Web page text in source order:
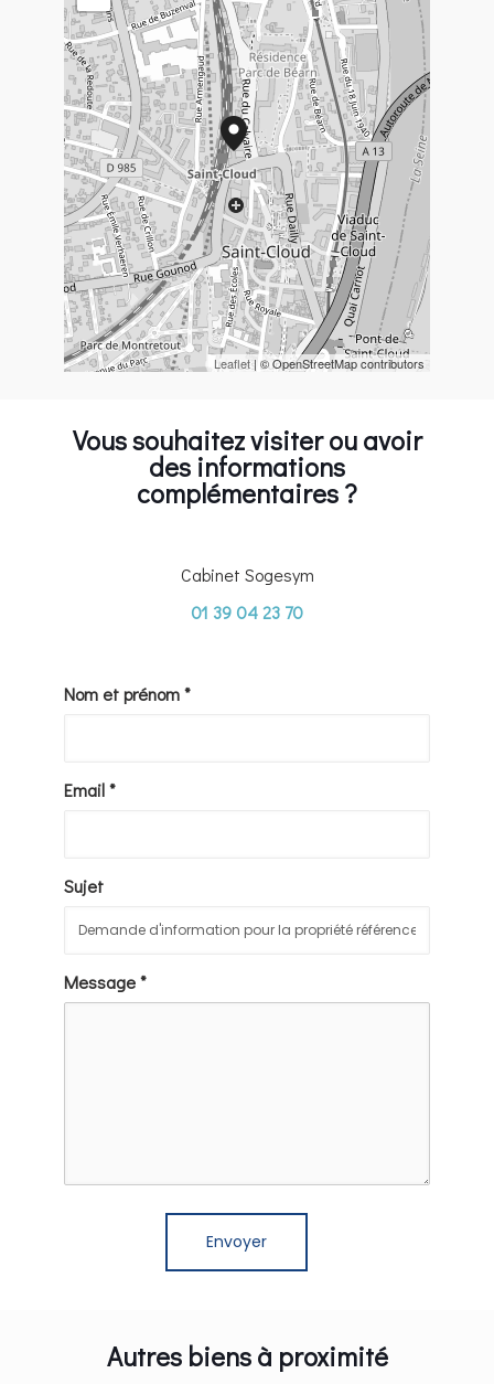
Leaflet| © OpenStreetMap contributors
Vous souhaitez visiter ou avoir
des informations
complémentaires ?
Cabinet Sogesym
01 39 04 23 70
Nom et prénom *
Email *
Sujet
Message *
Autres biens à proximité